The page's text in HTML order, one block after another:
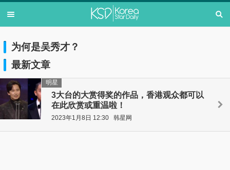
为何是吴秀才？
最新文章
3大台的大赏得奖的作品，香港观众都可以
在此欣赏或重温啦！
明星
2023年1月8日 12:30 韩星网